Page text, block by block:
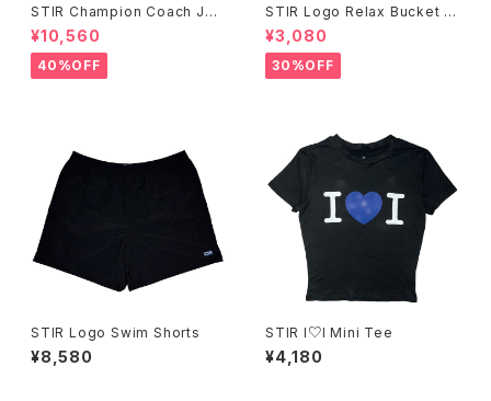
STIR Champion Coach Jac
ket
¥10,560
40%OFF
STIR Logo Relax Bucket H
at
¥3,080
30%OFF
STIR Logo Swim Shorts
¥8,580
STIR I♡I Mini Tee
¥4,180